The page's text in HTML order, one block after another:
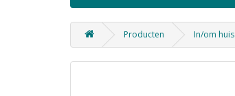
Producten In/om huis